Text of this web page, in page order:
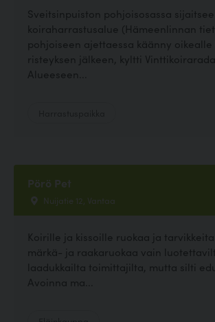
Sveitsinpuiston pohjoisosassa
koiraharrastusalue (Hämeenlinnan
pohjoiseen ajettaessa käänny
risteyksen jälkeen, kyltti
Alueeseen...
Pörö Pet
Nuijatie 12, Vantaa
Koirille ja kissoille ruokaa ja
märkä- ja raakaruokaa vain
laadukkailta toimittajilta, mutta silti
Avoinna ma...